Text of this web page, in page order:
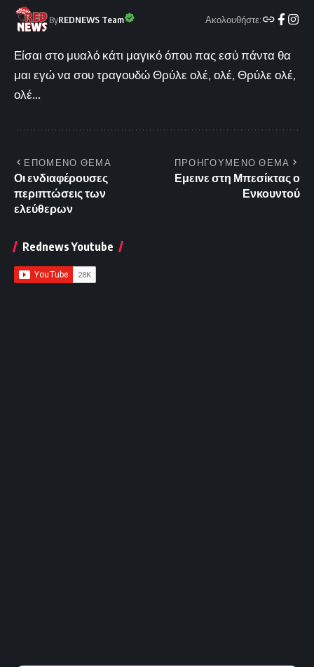
ByREDNEWS Team Ακολουθήστε:
Είσαι στο μυαλό κάτι μαγικό όπου πας εσύ πάντα θα
μαι εγώ να σου τραγουδώ Θρύλε ολέ, ολέ, Θρύλε ολέ,
ολέ...
ΕΠΟΜΕΝΟ ΘΕΜΑ
Οι ενδιαφέρουσες
περιπτώσεις των
ελεύθερων
ΠΡΟΗΓΟΥΜΕΝΟ ΘΕΜΑ
Εμεινε στη Μπεσίκτας ο
Ενκουντού
Rednews Youtube